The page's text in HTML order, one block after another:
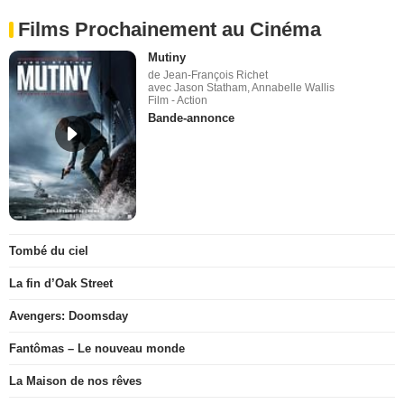
Films Prochainement au Cinéma
Mutiny
de Jean-François Richet
avec Jason Statham, Annabelle Wallis
Film - Action
Bande-annonce
Tombé du ciel
La fin d’Oak Street
Avengers: Doomsday
Fantômas – Le nouveau monde
La Maison de nos rêves